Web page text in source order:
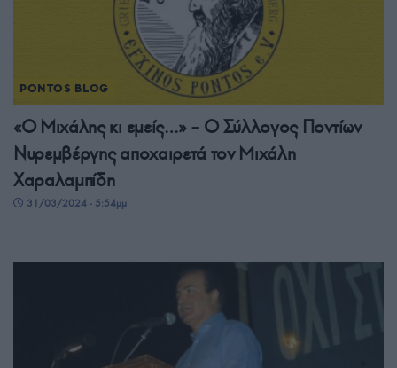
PONTOS BLOG
«Ο Μιχάλης κι εμείς…» – Ο Σύλλογος Ποντίων
Νυρεμβέργης αποχαιρετά τον Μιχάλη
Χαραλαμπίδη
31/03/2024 - 5:54μμ